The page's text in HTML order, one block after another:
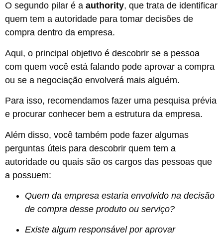
O segundo pilar é a authority, que trata de identificar
quem tem a autoridade para tomar decisões de
compra dentro da empresa.
Aqui, o principal objetivo é descobrir se a pessoa
com quem você está falando pode aprovar a compra
ou se a negociação envolverá mais alguém.
Para isso, recomendamos fazer uma pesquisa prévia
e procurar conhecer bem a estrutura da empresa.
Além disso, você também pode fazer algumas
perguntas úteis para descobrir quem tem a
autoridade ou quais são os cargos das pessoas que
a possuem:
Quem da empresa estaria envolvido na decisão
de compra desse produto ou serviço?
Existe algum responsável por aprovar